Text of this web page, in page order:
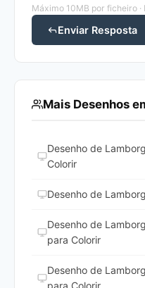
Máximo 10MB por ficheiro
Enviar Resposta
Mais Desenhos
Desenho de
Colorir
Desenho de
Desenho de
para Colorir
Desenho de
para Colorir